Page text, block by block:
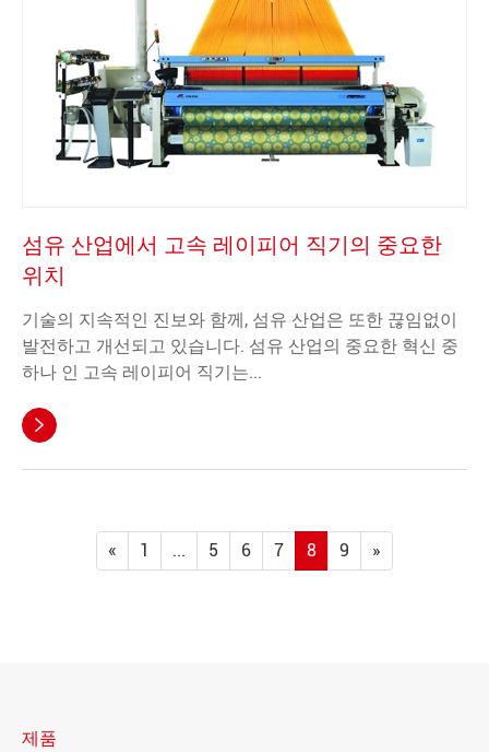
섬유 산업에서 고속 레이피어 직기의 중요한
위치
기술의 지속적인 진보와 함께, 섬유 산업은 또한 끊임없이
발전하고 개선되고 있습니다. 섬유 산업의 중요한 혁신 중
하나 인 고속 레이피어 직기는...

« 1 ... 5 6 7 8 9 »
제품